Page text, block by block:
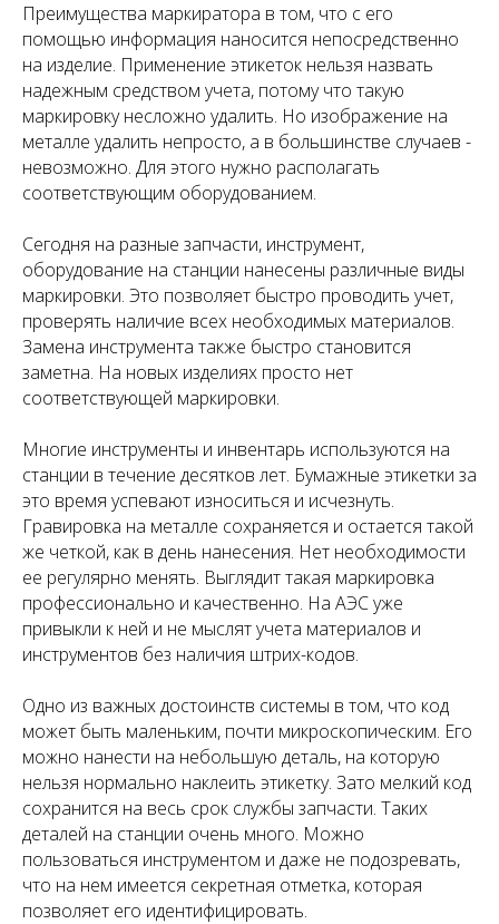
Преимущества маркиратора в том, что с его
помощью информация наносится непосредственно
на изделие. Применение этикеток нельзя назвать
надежным средством учета, потому что такую
маркировку несложно удалить. Но изображение на
металле удалить непросто, а в большинстве случаев -
невозможно. Для этого нужно располагать
соответствующим оборудованием.
Сегодня на разные запчасти, инструмент,
оборудование на станции нанесены различные виды
маркировки. Это позволяет быстро проводить учет,
проверять наличие всех необходимых материалов.
Замена инструмента также быстро становится
заметна. На новых изделиях просто нет
соответствующей маркировки.
Многие инструменты и инвентарь используются на
станции в течение десятков лет. Бумажные этикетки за
это время успевают износиться и исчезнуть.
Гравировка на металле сохраняется и остается такой
же четкой, как в день нанесения. Нет необходимости
ее регулярно менять. Выглядит такая маркировка
профессионально и качественно. На АЭС уже
привыкли к ней и не мыслят учета материалов и
инструментов без наличия штрих-кодов.
Одно из важных достоинств системы в том, что код
может быть маленьким, почти микроскопическим. Его
можно нанести на небольшую деталь, на которую
нельзя нормально наклеить этикетку. Зато мелкий код
сохранится на весь срок службы запчасти. Таких
деталей на станции очень много. Можно
пользоваться инструментом и даже не подозревать,
что на нем имеется секретная отметка, которая
позволяет его идентифицировать.